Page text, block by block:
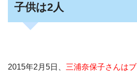
子供は2人
2015年2月5日、 三浦奈保子さんは